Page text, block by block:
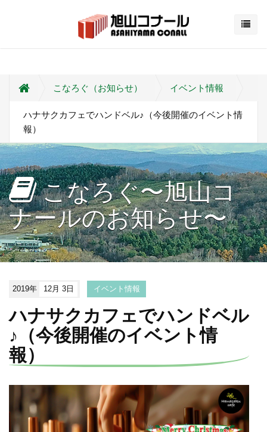
こなろぐ（お知らせ） イベント情報
ハナサクカフェでハンドベル♪（今後開催のイベント情
報）
こなろぐ〜旭山コ
ナールのお知らせ〜
2019年 12月 3日 イベント情報
ハナサクカフェでハンドベル
♪（今後開催のイベント情
報）